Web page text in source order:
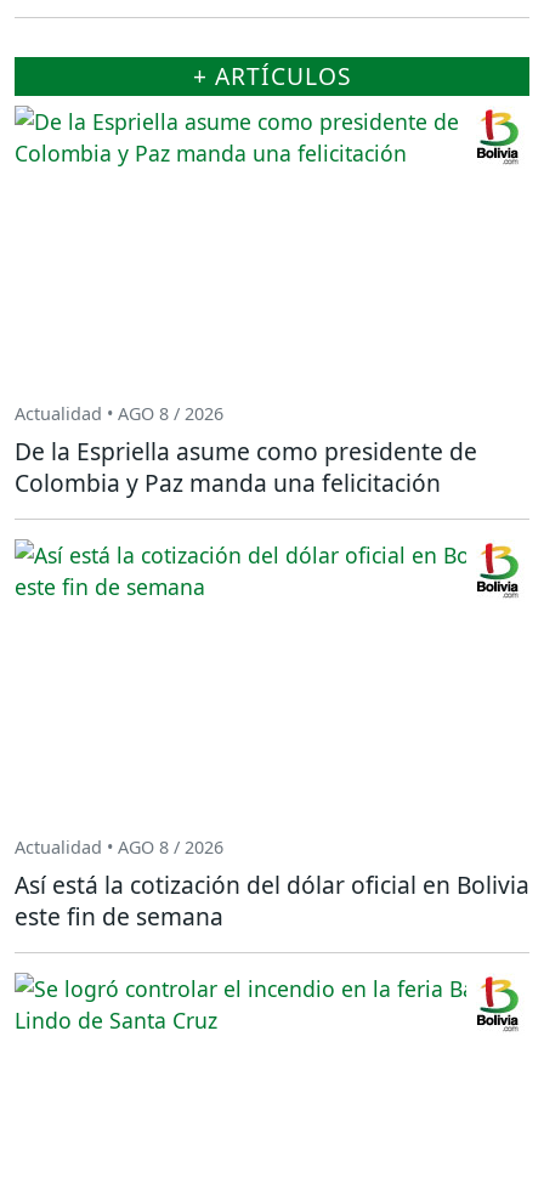
+ ARTÍCULOS
Actualidad • AGO 8 / 2026
De la Espriella asume como presidente de
Colombia y Paz manda una felicitación
Actualidad • AGO 8 / 2026
Así está la cotización del dólar oficial en Bolivia
este fin de semana